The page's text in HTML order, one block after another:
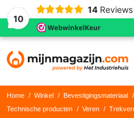
10
14 Reviews
Home / Winkel / Bevestigingsmateriaal /
Technische producten
/ Veren /